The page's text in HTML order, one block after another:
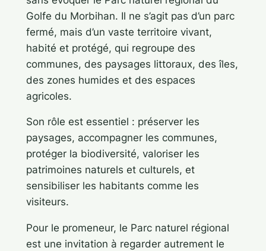
Golfe du Morbihan. Il ne s’agit pas d’un parc
fermé, mais d’un vaste territoire vivant,
habité et protégé, qui regroupe des
communes, des paysages littoraux, des îles,
des zones humides et des espaces
agricoles.
Son rôle est essentiel : préserver les
paysages, accompagner les communes,
protéger la biodiversité, valoriser les
patrimoines naturels et culturels, et
sensibiliser les habitants comme les
visiteurs.
Pour le promeneur, le Parc naturel régional
est une invitation à regarder autrement le